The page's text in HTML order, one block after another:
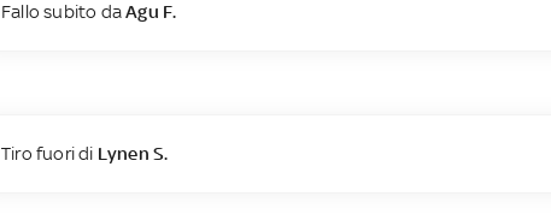
Fallo subito daAgu F.
Tiro fuori di Lynen S.